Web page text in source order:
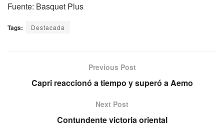
Fuente: Basquet Plus
Tags: Destacada
Previous Post
Capri reaccionó a tiempo y superó a Aemo
Next Post
Contundente victoria oriental